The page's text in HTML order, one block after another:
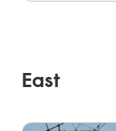
8. City of Denim
Tokyo – Shinjo • Joetsu Shinkansen:
GALA Yuzawa • Hokuriku Shinkansen:
เวลา 5 วัน ● ใช้
จองที่นั่งล่วงหน้า
East